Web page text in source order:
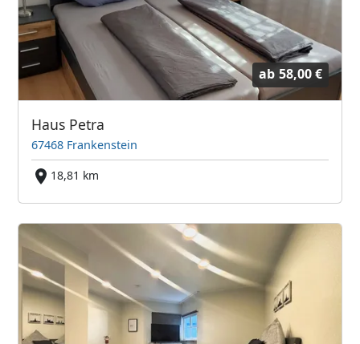
ab 58,00 €
Haus Petra
67468 Frankenstein
18,81 km